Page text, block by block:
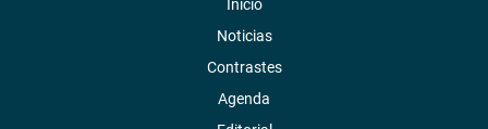
Inicio
Noticias
Contrastes
Agenda